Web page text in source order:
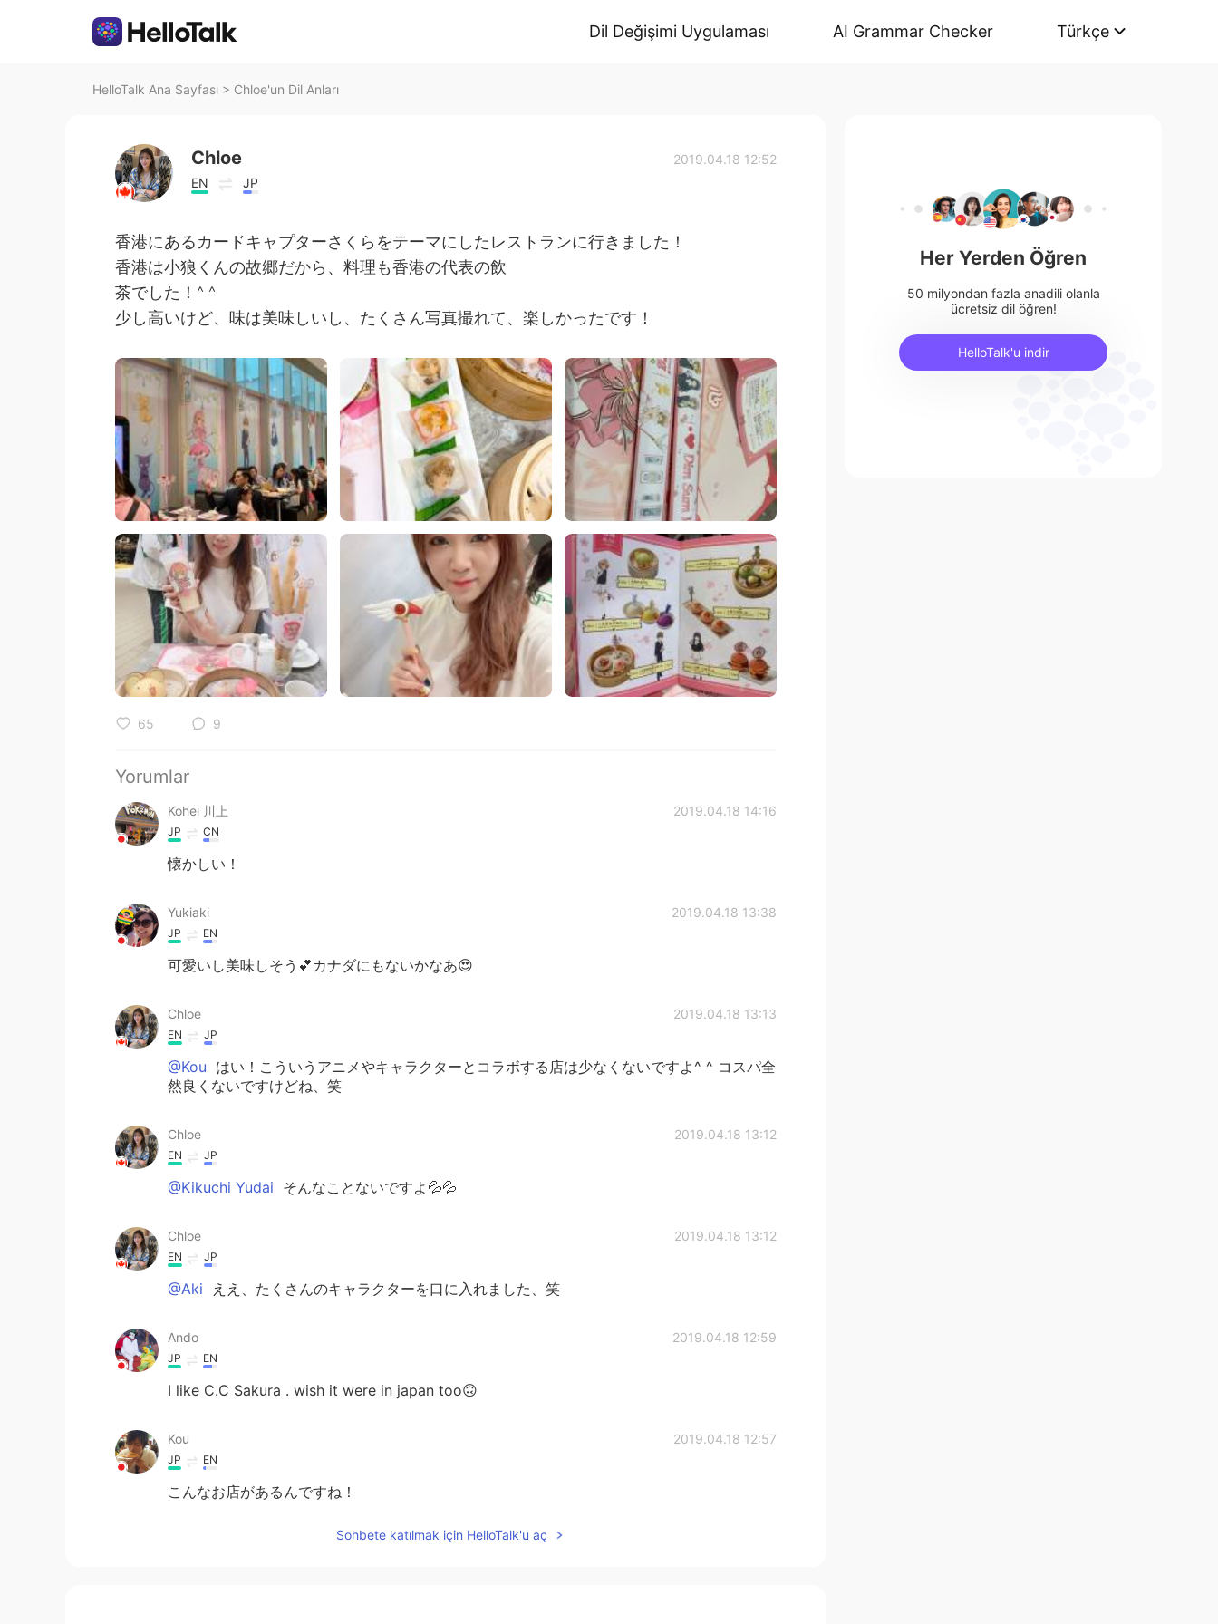
Dil Değişimi Uygulaması AI Grammar Checker Türkçe
HelloTalk Ana Sayfası > Chloe'un Dil Anları
Chloe
EN JP
2019.04.18 12:52
香港にあるカードキャプターさくらをテーマにしたレストランに行きました！
香港は小狼くんの故郷だから、料理も香港の代表の飲
茶でした！^ ^
少し高いけど、味は美味しいし、たくさん写真撮れて、楽しかったです！
65 9
Yorumlar
Kohei 川上 2019.04.18 14:16
JP CN
懐かしい！
Yukiaki 2019.04.18 13:38
JP EN
可愛いし美味しそう💕カナダにもないかなあ😍
Chloe 2019.04.18 13:13
EN JP
@Kou はい！こういうアニメやキャラクターとコラボする店は少なくないですよ^ ^ コスパ全
然良くないですけどね、笑
Chloe 2019.04.18 13:12
EN JP
@Kikuchi Yudai そんなことないですよ💦💦
Chloe 2019.04.18 13:12
EN JP
@Aki ええ、たくさんのキャラクターを口に入れました、笑
Ando 2019.04.18 12:59
JP EN
I like C.C Sakura . wish it were in japan too🙃
Kou 2019.04.18 12:57
JP EN
こんなお店があるんですね！
Sohbete katılmak için HelloTalk'u aç
Her Yerden Öğren
50 milyondan fazla anadili olanla
ücretsiz dil öğren!
HelloTalk'u indir